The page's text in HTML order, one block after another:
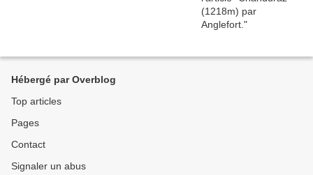
Hébergé par Overblog
Top articles
Pages
Contact
Signaler un abus